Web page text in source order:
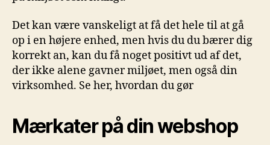
Det kan være vanskeligt at få det hele til at gå
op i en højere enhed, men hvis du du bærer dig
korrekt an, kan du få noget positivt ud af det,
der ikke alene gavner miljøet, men også din
virksomhed. Se her, hvordan du gør
Mærkater på din webshop